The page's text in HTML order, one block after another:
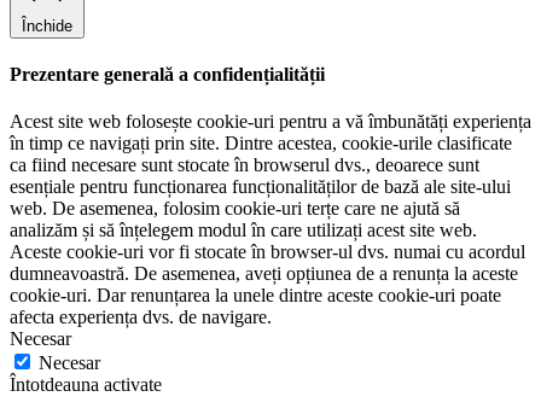
Închide
Prezentare generală a confidențialității
Acest site web folosește cookie-uri pentru a vă îmbunătăți experiența
în timp ce navigați prin site. Dintre acestea, cookie-urile clasificate
ca fiind necesare sunt stocate în browserul dvs., deoarece sunt
esențiale pentru funcționarea funcționalităților de bază ale site-ului
web. De asemenea, folosim cookie-uri terțe care ne ajută să
analizăm și să înțelegem modul în care utilizați acest site web.
Aceste cookie-uri vor fi stocate în browser-ul dvs. numai cu acordul
dumneavoastră. De asemenea, aveți opțiunea de a renunța la aceste
cookie-uri. Dar renunțarea la unele dintre aceste cookie-uri poate
afecta experiența dvs. de navigare.
Necesar
Necesar
Întotdeauna activate